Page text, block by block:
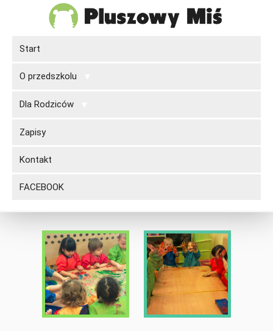
Start
O przedszkolu
Dla Rodziców
Zapisy
Kontakt
FACEBOOK